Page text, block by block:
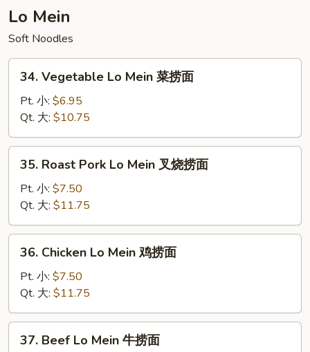
饭Lo Mein
Soft Noodles
Vegetable
Mein
菜
捞
34. Vegetable Lo Mein 菜捞面
Pt. 小: $6.95
Qt. 大: $10.75
Roast
Pork
Lo
Mein
叉
35. Roast Pork Lo Mein 叉烧捞面
Pt. 小: $7.50
Qt. 大: $11.75
Chicken
Mein
鸡
捞
36. Chicken Lo Mein 鸡捞面
Pt. 小: $7.50
Qt. 大: $11.75
Beef
37. Beef Lo Mein 牛捞面